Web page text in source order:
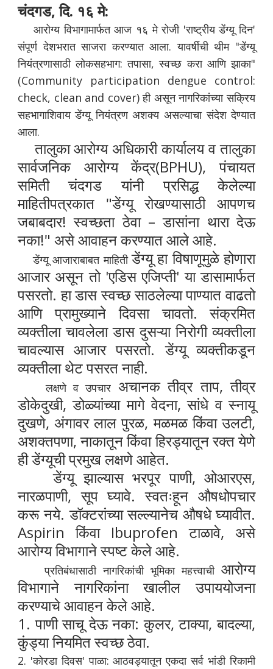
चंदगड, दि. १६ मे:
आरोग्य विभागामार्फत आज १६ मे रोजी 'राष्ट्रीय डेंग्यू दिन'
संपूर्ण देशभरात साजरा करण्यात आला. यावर्षीची थीम "डेंग्यू
नियंत्रणासाठी लोकसहभाग: तपासा, स्वच्छ करा आणि झाका"
(Community participation dengue control:
check, clean and cover) ही असून नागरिकांच्या सक्रिय
सहभागाशिवाय डेंग्यू नियंत्रण अशक्य असल्याचा संदेश देण्यात
आला.
तालुका आरोग्य अधिकारी कार्यालय व तालुका
सार्वजनिक आरोग्य केंद्र(BPHU), पंचायत
समिती चंदगड यांनी प्रसिद्ध केलेल्या
माहितीपत्रकात "डेंग्यू रोखण्यासाठी आपणच
जबाबदार! स्वच्छता ठेवा – डासांना थारा देऊ
नका!" असे आवाहन करण्यात आले आहे.
डेंग्यू आजाराबाबत माहितीडेंग्यू हा विषाणूमुळे होणारा
आजार असून तो 'एडिस एजिप्ती' या डासामार्फत
पसरतो. हा डास स्वच्छ साठलेल्या पाण्यात वाढतो
आणि प्रामुख्याने दिवसा चावतो. संक्रमित
व्यक्तीला चावलेला डास दुसऱ्या निरोगी व्यक्तीला
चावल्यास आजार पसरतो. डेंग्यू व्यक्तीकडून
व्यक्तीला थेट पसरत नाही.
लक्षणे व उपचार अचानक तीव्र ताप, तीव्र
डोकेदुखी, डोळ्यांच्या मागे वेदना, सांधे व स्नायू
दुखणे, अंगावर लाल पुरळ, मळमळ किंवा उलटी,
अशक्तपणा, नाकातून किंवा हिरड्यातून रक्त येणे
ही डेंग्यूची प्रमुख लक्षणे आहेत.
डेंग्यू झाल्यास भरपूर पाणी, ओआरएस,
नारळपाणी, सूप घ्यावे. स्वतःहून औषधोपचार
करू नये. डॉक्टरांच्या सल्ल्यानेच औषधे घ्यावीत.
Aspirin किंवा Ibuprofen टाळावे, असे
आरोग्य विभागाने स्पष्ट केले आहे.
प्रतिबंधासाठी नागरिकांची भूमिका महत्त्वाचीआरोग्य
विभागाने नागरिकांना खालील उपाययोजना
करण्याचे आवाहन केले आहे.
1. पाणी साचू देऊ नका: कुलर, टाक्या, बादल्या,
कुंड्या नियमित स्वच्छ ठेवा.
2. 'कोरडा दिवस' पाळा: आठवड्यातून एकदा सर्व भांडी रिकामी